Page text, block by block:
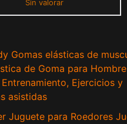
Sin valorar
Gomas elásticas de
de Goma para
Ejercicios y
asistidas
Juguete para Roedores